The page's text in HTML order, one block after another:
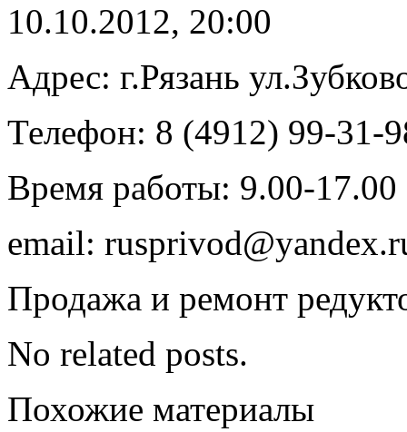
10.10.2012, 20:00
Адрес: г.Рязань
Телефон: 8 (4912) 99-31-
Время работы: 9.00-17.00
email:
Продажа и ремонт
No related posts.
Похожие материалы